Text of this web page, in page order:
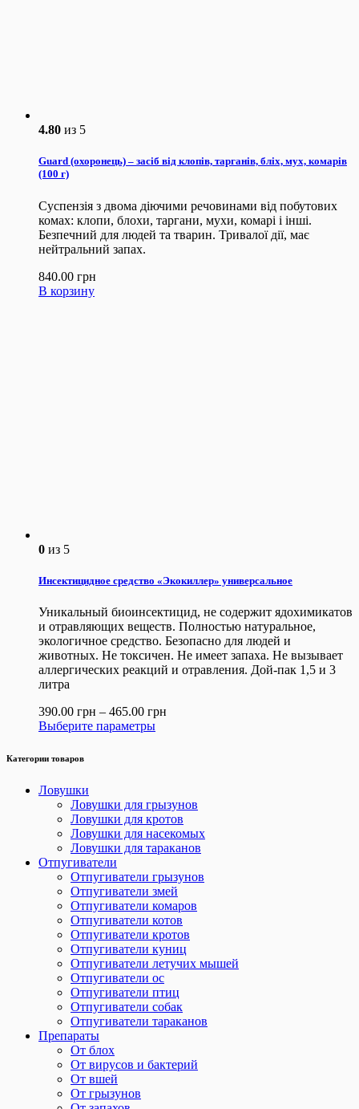
4.80 из 5
Guard (охоронець) – засіб від клопів, тарганів, бліх, мух, комарів
(100 г)
Суспензія з двома діючими речовинами від побутових
комах: клопи, блохи, таргани, мухи, комарі і інші.
Безпечний для людей та тварин. Тривалої дії, має
нейтральний запах.
840.00 грн
В корзину
0 из 5
Инсектицидное средство «Экокиллер» универсальное
Уникальный биоинсектицид, не содержит ядохимикатов
и отравляющих веществ. Полностью натуральное,
экологичное средство. Безопасно для людей и
животных. Не токсичен. Не имеет запаха. Не вызывает
аллергических реакций и отравления. Дой-пак 1,5 и 3
литра
390.00 грн – 465.00 грн
Выберите параметры
Категории товаров
Ловушки
Ловушки для грызунов
Ловушки для кротов
Ловушки для насекомых
Ловушки для тараканов
Отпугиватели
Отпугиватели грызунов
Отпугиватели змей
Отпугиватели комаров
Отпугиватели котов
Отпугиватели кротов
Отпугиватели куниц
Отпугиватели летучих мышей
Отпугиватели ос
Отпугиватели птиц
Отпугиватели собак
Отпугиватели тараканов
Препараты
От блох
От вирусов и бактерий
От вшей
От грызунов